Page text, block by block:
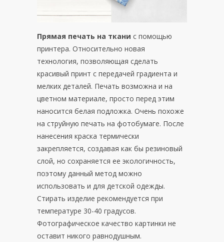
Прямая печать на ткани с помощью
принтера. Относительно новая
технология, позволяющая сделать
красивый принт с передачей градиента и
мелких деталей. Печать возможна и на
цветном материале, просто перед этим
наносится белая подложка. Очень похоже
на струйную печать на фотобумаге. После
нанесения краска термически
закрепляется, создавая как бы резиновый
слой, но сохраняется ее экологичность,
поэтому данный метод можно
использовать и для детской одежды.
Стирать изделие рекомендуется при
температуре 30-40 градусов.
Фотографическое качество картинки не
оставит никого равнодушным.